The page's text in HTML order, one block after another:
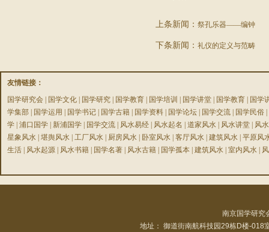
上条新闻： 祭孔乐器——编钟
下条新闻： 礼仪的定义与范畴
友情链接：
国学研究会
国学文化 国学研究 国学教育 国学培训 国学讲堂 国学教育
国学
学集部
国学运用 国学书记 国学古籍 国学资料 国学论坛 国学交流 国学民俗
学 浦口国学 新浦国学 国学交流 风水易经 风水起名 道家风水 风水讲堂
风
星象风水 堪舆风水 工厂风水 厨房风水 卧室风水 客厅风水 建筑风水 平原风
生活
风水起源 风水书籍 国学名著 风水古籍 国学孤本 建筑风水 室内风水
南京国学研究
地址： 御道街南航科技园29栋D楼-018